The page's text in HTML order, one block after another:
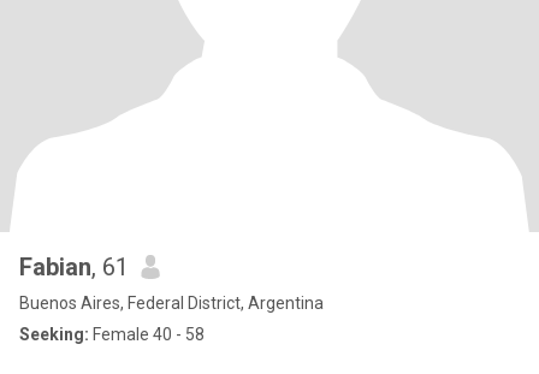
Fabian, 61
Buenos Aires, Federal District, Argentina
Seeking: Female 40 - 58